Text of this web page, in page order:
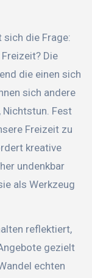
die Frage:
Die
die einen sich
sich andere
Nichtstun. Fest
Freizeit zu
kreative
undenkbar
als Werkzeug
reflektiert,
gezielt
echten